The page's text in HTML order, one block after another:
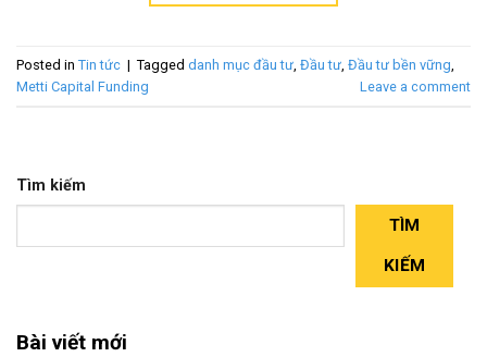
Posted in Tin tức | Tagged danh mục đầu tư Đầu tư Đầu tư bền vững
Metti Capital Funding
Leave a comment
Tìm kiếm
TÌM
KIẾM
Bài viết mới